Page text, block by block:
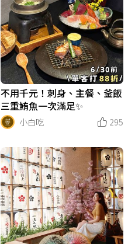
不用千元！刺身、主餐、釜飯
三重鮪魚一次滿足✨
小白吃
295